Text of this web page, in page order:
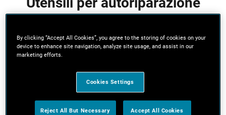
By clicking “Accept All Cookies”, you agree to the storing of cookies on your
device to enhance site navigation, analyze site usage, and assist in our
marketing efforts.
Cookies Settings
Reject All But Necessary Accept All Cookies